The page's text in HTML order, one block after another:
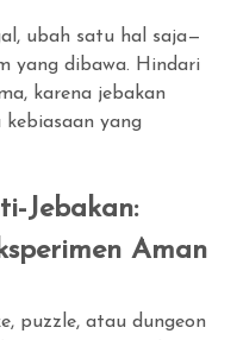
ubah satu hal saja—
yang dibawa. Hindari
karena jebakan
kebiasaan yang
Jebakan:
Aman
puzzle, atau dungeon